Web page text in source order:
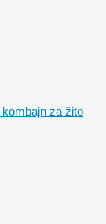
za žito